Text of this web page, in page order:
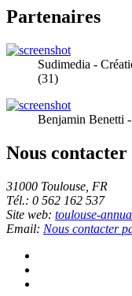
Partenaires
Sudimedia -
(31)
Benjamin Benetti
Nous contacter
31000 Toulouse, FR
Tél.: 0 562 162 537
Site web: toulouse-
Email: Nous contacter